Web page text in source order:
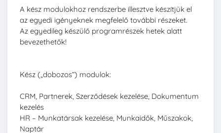
A kész modulokhoz rendszerbe illesztve készítjük el
az egyedi igényeknek megfelelő további részeket.
Az egyedileg készülő programrészek hetek alatt
bevezethetők!
Kész („dobozos”) modulok:
CRM, Partnerek, Szerződések kezelése, Dokumentum
kezelés
HR – Munkatársak kezelése, Munkaidők, Műszakok,
Naptár